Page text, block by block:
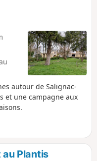
autour de Salignac-
et une campagne aux
au Plantis